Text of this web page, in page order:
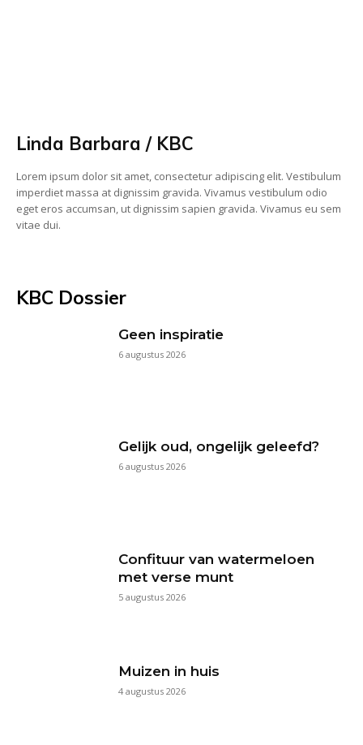
Linda Barbara / KBC
Lorem ipsum dolor sit amet, consectetur adipiscing elit. Vestibulum
imperdiet massa at dignissim gravida. Vivamus vestibulum odio
eget eros accumsan, ut dignissim sapien gravida. Vivamus eu sem
vitae dui.
KBC Dossier
Geen inspiratie
6 augustus 2026
Gelijk oud, ongelijk geleefd?
6 augustus 2026
Confituur van watermeloen
met verse munt
5 augustus 2026
Muizen in huis
4 augustus 2026